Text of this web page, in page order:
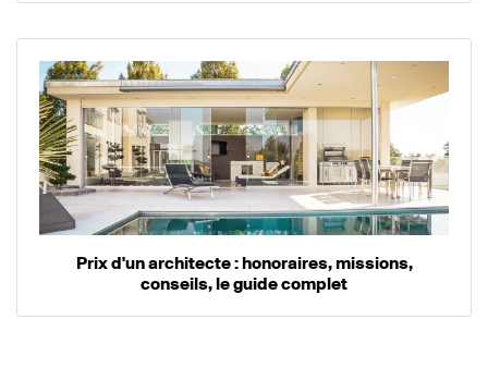
Prix d'un architecte : honoraires, missions,
conseils, le guide complet